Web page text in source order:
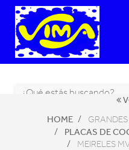
HOME
PLACAS DE
MEIRELES